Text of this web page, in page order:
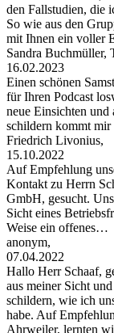
den Fallstudien, die
So wie aus den
mit Ihnen ein voller
Sandra Buchmüller,
16.02.2023
Einen schönen
für Ihren Podcast
neue Einsichten und
schildern kommt
Friedrich Livonius,
15.10.2022
Auf Empfehlung
Kontakt zu Herrn
GmbH, gesucht.
Sicht eines
Weise ein offenes…
anonym,
07.04.2022
Hallo Herr Schaaf,
aus meiner Sicht
schildern, wie ich
habe. Auf
Ahrweiler, lernten